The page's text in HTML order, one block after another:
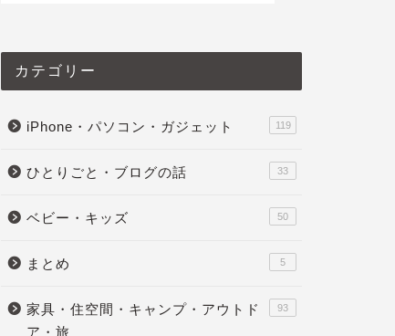
【ほぼバグ】iPhone SE2 2個で2円
2022年3月8日
カテゴリー
iPhone・パソコン・ガジェット 119
ひとりごと・ブログの話 33
ベビー・キッズ 50
まとめ 5
家具・住空間・キャンプ・アウトド
ア・旅
93